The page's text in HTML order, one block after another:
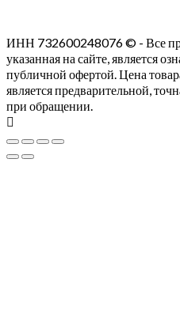
ИНН 732600248076 © - Все
указанная на сайте, является
публичной офертой. Цена
является предварительной,
при обращении.